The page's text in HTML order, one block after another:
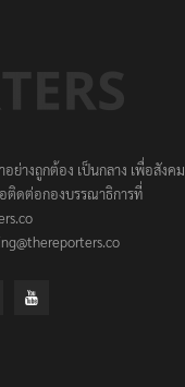
ย่างถูกต้อง เป็นกลาง เพื่อสังคม
ติดต่อกองบรรณาธิการที่